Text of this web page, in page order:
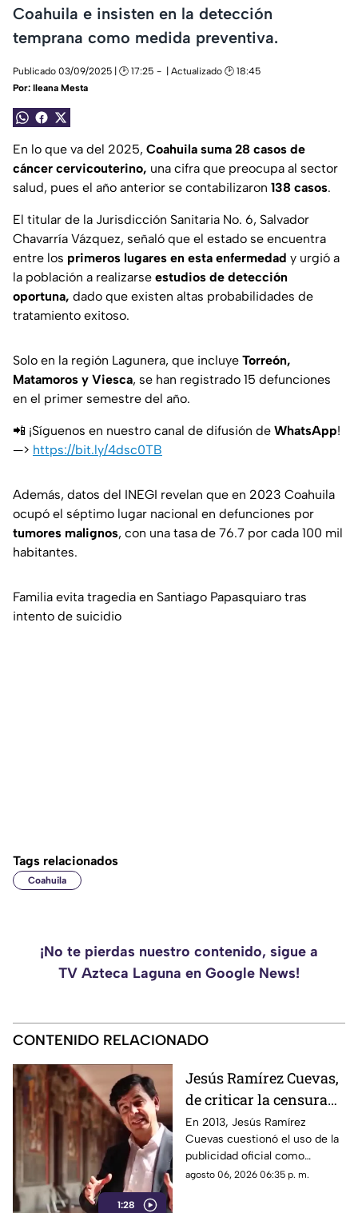
Coahuila e insisten en la detección
temprana como medida preventiva.
Publicado 03/09/2025 | 🕑 17:25
| Actualizado 🕑 18:45
Por: Ileana Mesta
En lo que va del 2025, Coahuila suma 28 casos de
cáncer cervicouterino, una cifra que preocupa al sector
salud, pues el año anterior se contabilizaron 138 casos.
El titular de la Jurisdicción Sanitaria No. 6, Salvador
Chavarría Vázquez, señaló que el estado se encuentra
entre los primeros lugares en esta enfermedad y urgió a
la población a realizarse estudios de detección
oportuna, dado que existen altas probabilidades de
tratamiento exitoso.
Solo en la región Lagunera, que incluye Torreón,
Matamoros y Viesca, se han registrado 15 defunciones
en el primer semestre del año.
📲 ¡Síguenos en nuestro canal de difusión de WhatsApp!
—> https://bit.ly/4dsc0TB
Además, datos del INEGI revelan que en 2023 Coahuila
ocupó el séptimo lugar nacional en defunciones por
tumores malignos, con una tasa de 76.7 por cada 100 mil
habitantes.
Familia evita tragedia en Santiago Papasquiaro tras
intento de suicidio
Tags relacionados
Coahuila
¡No te pierdas nuestro contenido, sigue a
TV Azteca Laguna en Google News!
CONTENIDO RELACIONADO
1:28
Jesús Ramírez Cuevas,
de criticar la censura
por publicidad oficial a
ser señalado por
estrategia de control
informativo
En 2013, Jesús Ramírez
Cuevas cuestionó el uso de la
publicidad oficial como
herramienta para presionar a
agosto 06, 2026 06:35 p. m.